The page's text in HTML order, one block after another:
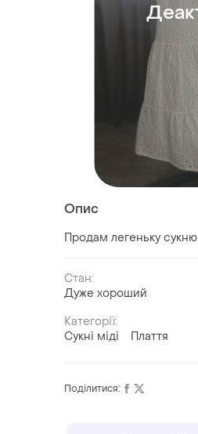
Опис
Продам легеньку сукню
Стан:
Дуже хороший
Категорії:
Сукні міді
Плаття
Поділитися: